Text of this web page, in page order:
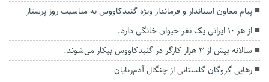
پیام معاون استاندار و فرماندار ویژه گنبدکاووس به مناسبت روز پرستار
از هر ۱۰ ایرانی یک نفر حیوان خانگی دارد.
سالانه بیش از ۳ هزار کارگر در گنبدکاووس بیکار می‌شوند.
رهایی گروگان گلستانی از چنگال آدم‌ربایان